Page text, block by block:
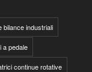
bilance industriali
a pedale
continue rotative